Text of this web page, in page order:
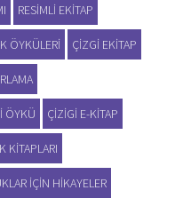
RESIMLI EKITAP
ÖYKÜLERI ÇIZGI EKITAP
ÖYKÜ ÇIZIGI E-KITAP
KITAPLARI
IÇIN HIKAYELER